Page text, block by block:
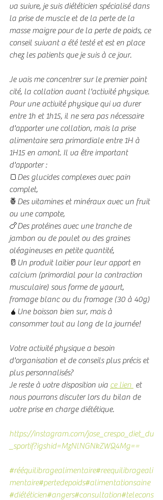
va suivre, je suis diététicien spécialisé dans
la prise de muscle et de la perte de la
masse maigre pour de la perte de poids, ce
conseil suivant a été testé et est en place
chez les patients que je suis à ce jour.
Je vais me concentrer sur le premier point
cité, la collation avant l'activité physique.
Pour une activité physique qui va durer
entre 1h et 1h15, il ne sera pas nécessaire
d'apporter une collation, mais la prise
alimentaire sera primordiale entre 1H à
1H15 en amont. Il va être important
d'apporter :
🍞Des glucides complexes avec pain
complet,
🍍Des vitamines et minéraux avec un fruit
ou une compote,
🍗Des protéines avec une tranche de
jambon ou de poulet ou des graines
oléagineuses en petite quantité,
🥛Un produit laitier pour leur apport en
calcium (primordial pour la contraction
musculaire) sous forme de yaourt,
fromage blanc ou du fromage (30 à 40g)
🧉Une boisson bien sur, mais à
consommer tout au long de la journée!
Votre activité physique a besoin
d'organisation et de conseils plus précis et
plus personnalisés?
Je reste à votre disposition via ce lien et
nous pourrons discuter lors du bilan de
votre prise en charge diététique.
https://instagram.com/jose_crespo_diet_du
_sportif?igshid=MzNlNGNkZWQ4Mg==
#rééquilibragealimentaire#reequilibrageali
mentaire#pertedepoids#alimentationsaine
#diététicien#angers#consultation#telecons